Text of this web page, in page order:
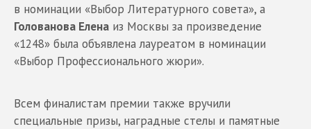
в номинации «Выбор Литературного совета», а
Голованова Елена из Москвы за произведение
«1248» была объявлена лауреатом в номинации
«Выбор Профессионального жюри».
Всем финалистам премии также вручили
специальные призы, наградные стелы и памятные